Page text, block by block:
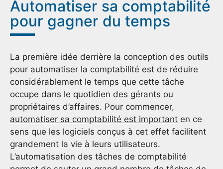
Automatiser sa comptabilité
pour gagner du temps
La première idée derrière la conception des outils
pour automatiser la comptabilité est de réduire
considérablement le temps que cette tâche
occupe dans le quotidien des gérants ou
propriétaires d’affaires. Pour commencer,
automatiser sa comptabilité est important en ce
sens que les logiciels conçus à cet effet facilitent
grandement la vie à leurs utilisateurs.
L’automatisation des tâches de comptabilité